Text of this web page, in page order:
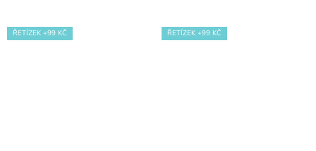
ŘETÍZEK +99 KČ ŘETÍZEK +99 KČ